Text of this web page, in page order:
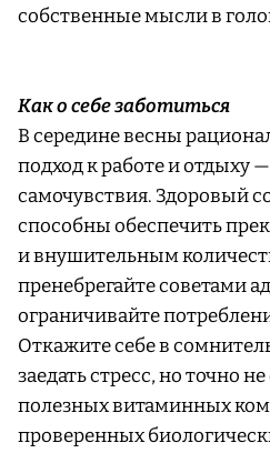
собственные мысли в
Как о себе заботиться
В середине весны
подход к работе и отдыху
самочувствия. Здоровый
способны обеспечить
и внушительным
пренебрегайте советами
ограничивайте
Откажите себе в
заедать стресс, но точно
полезных витаминных
проверенных